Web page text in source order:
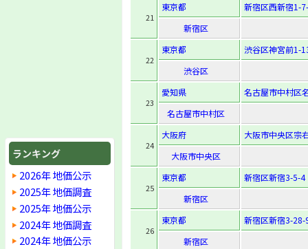
ランキング
2026年 地価公示
2025年 地価調査
2025年 地価公示
2024年 地価調査
2024年 地価公示
21
東京都
新宿区西新宿1-
新宿区
22
東京都
渋谷区神宮前1-
渋谷区
23
愛知県
名古屋市中村区
名古屋市中村区
24
大阪府
大阪市中央区宗
大阪市中央区
25
東京都
新宿区新宿3-5-4
新宿区
26
東京都
新宿区新宿3-28-
新宿区